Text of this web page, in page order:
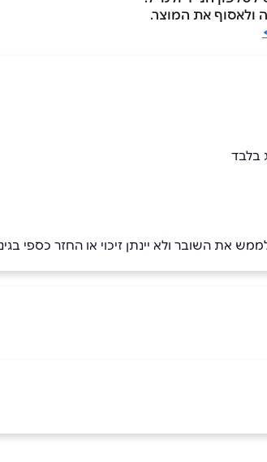
ולאסוף את המוצר.
בלבד
את השובר ולא יינתן זיכוי או החזר כספי
ירושלים